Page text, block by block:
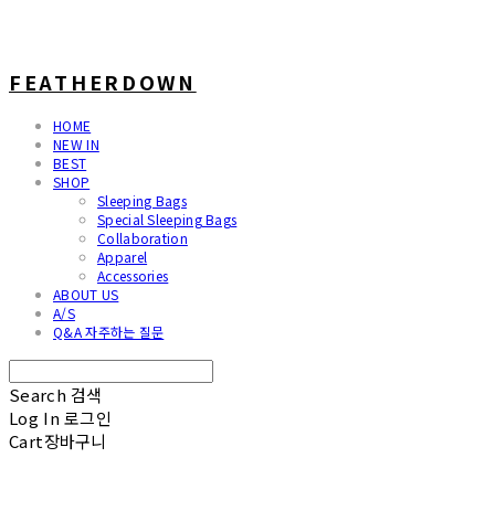
FEATHERDOWN
HOME
NEW IN
BEST
SHOP
Sleeping Bags
Special Sleeping Bags
Collaboration
Apparel
Accessories
ABOUT US
A/S
Q&A 자주하는 질문
Search 검색
Log In 로그인
Cart장바구니